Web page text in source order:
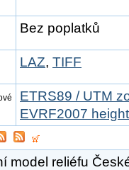
Bez poplatků
LAZ, TIFF
ETRS89 / UTM
EVRF2007 height
model reliéfu